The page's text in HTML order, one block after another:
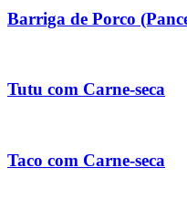
Barriga de Porco
Tutu com Carne-seca
Taco com Carne-seca